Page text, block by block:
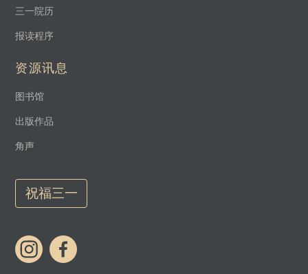
三一院历
报读程序
资源讯息
图书馆
出版作品
角声
祝福三一